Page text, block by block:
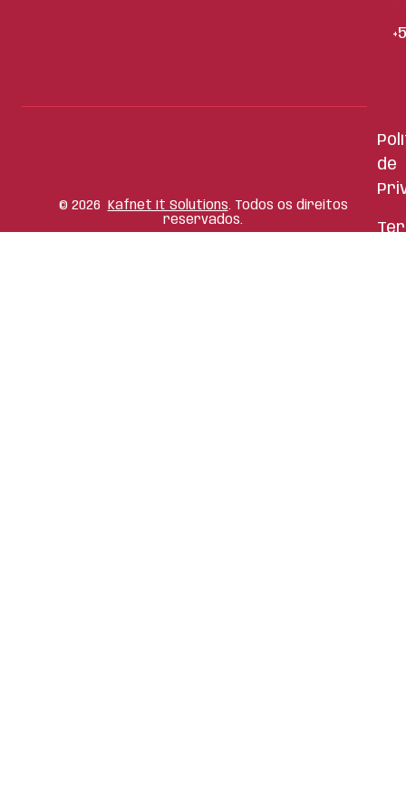
© 2026 Kafnet It Solutions. Todos os direitos
reservados.
de